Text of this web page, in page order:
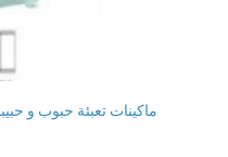
ماكينات تعبئة حبوب و